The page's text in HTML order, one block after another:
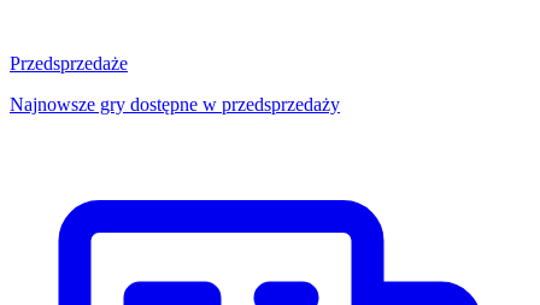
Przedsprzedaże
Najnowsze gry dostępne w przedsprzedaży